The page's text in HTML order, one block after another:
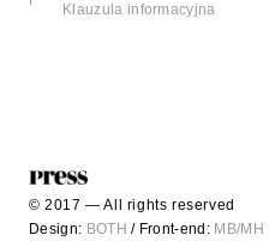
Klauzula informacyjna
Design: BOTH / Front-end: MB/MH
© 2017 — All rights reserved